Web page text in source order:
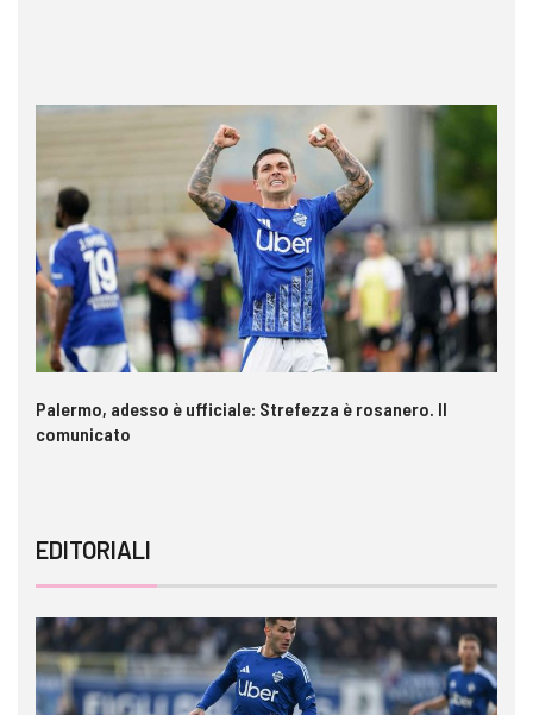
Palermo, adesso è ufficiale: Strefezza è rosanero. Il
comunicato
EDITORIALI